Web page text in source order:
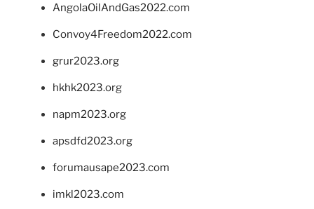
AngolaOilAndGas2022.com
Convoy4Freedom2022.com
grur2023.org
hkhk2023.org
napm2023.org
apsdfd2023.org
forumausape2023.com
imkl2023.com